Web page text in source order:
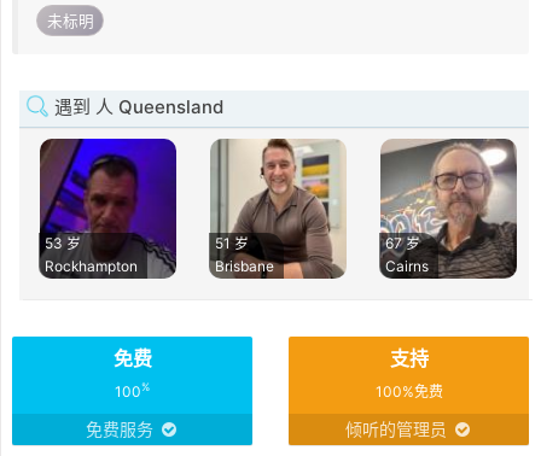
未标明
遇到 人 Queensland
53 岁
Rockhampton
51 岁
Brisbane
67 岁
Cairns
免费
100%
免费服务
支持
100%免费
倾听的管理员